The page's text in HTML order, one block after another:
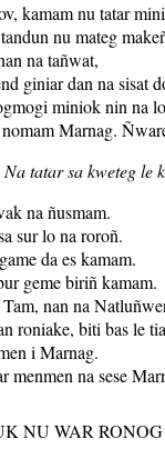
kamam nu tatar
nu mateg
na tañwat,
giniar dan na sisat
miniok nin na
Marnag.
Na tatar sa kweteg le
na ñusmam.
sur lo na roroñ.
da es kamam.
geme biriñ kamam.
nan na
roniake, biti bas le
i Marnag.
menmen na sese
NU WAR